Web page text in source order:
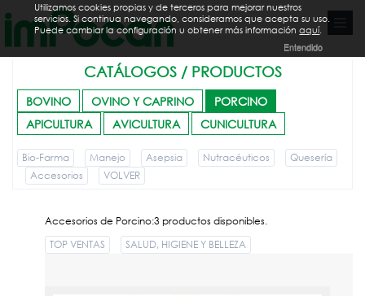
CATÁLOGOS / PRODUCTOS
BOVINO OVINO Y CAPRINO
PORCINO
APICULTURA
AVICULTURA CUNICULTURA
Bio-Farma Manejo Asepsia Nutracéuticos
Quesería
Accesorios
VOLVER
Accesorios de Porcino:3 productos disponibles.
TOP VENTAS
SALUD, HIGIENE Y BELLEZA
Utilizamos cookies propias y de terceros para mejorar nuestros
servicios. Si continua navegando, consideramos que acepta su uso.
Puede cambiar la configuración u obtener más informaciónaquí.
Entendido